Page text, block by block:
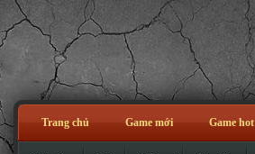
Trang chủ Game mới Game hot